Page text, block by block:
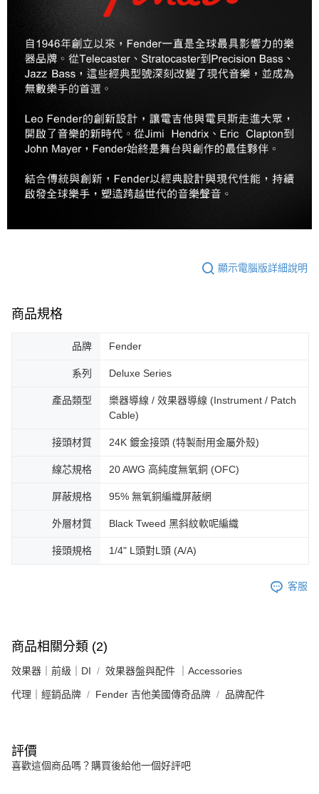
顯示電腦版詳細說明
商品規格
品牌 Fender
系列 Deluxe Series
產品類型
樂器導線 / 效果器導線 (Instrument / Patch
Cable)
接頭材質 24K 鍍金接頭 (特製耐用金屬外殼)
線芯規格 20 AWG 高純度無氧銅 (OFC)
屏蔽規格 95% 無氧銅編織屏蔽網
外層材質 Black Tweed 黑斜紋軟呢編織
接頭規格 1/4" L頭對L頭 (A/A)
客服
商品相關分類 (2)
效果器｜前級｜DI 效果器盤與配件 ｜Accessories
代理｜經銷品牌 Fender 吉他美國傳奇品牌 品牌配件
評價
喜歡這個商品嗎？購買後給他一個好評吧